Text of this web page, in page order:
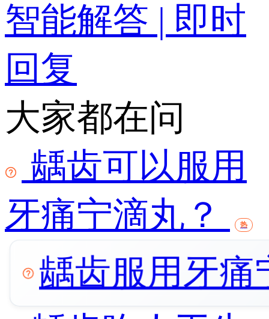
智能解答 | 即时
回复
大家都在问
龋齿可以服用
牙痛宁滴丸？
热
龋齿服用牙痛